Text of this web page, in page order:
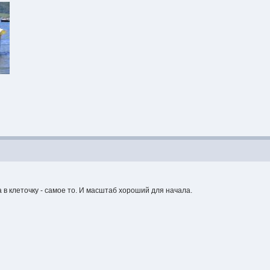
клеточку - самое то. И масштаб хороший для начала.